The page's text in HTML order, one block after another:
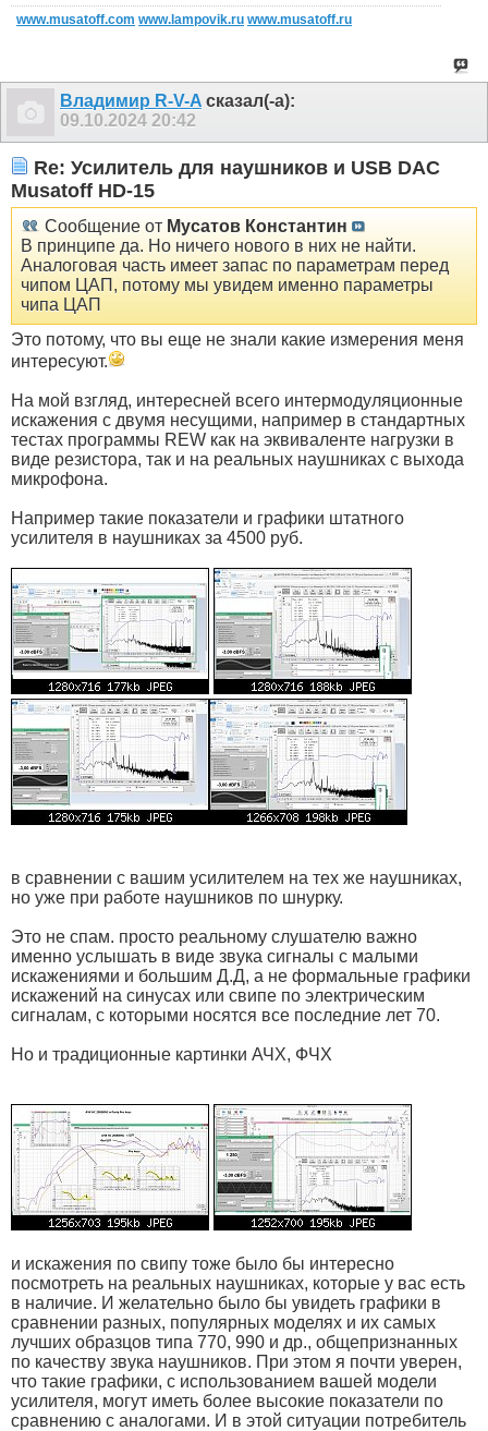
www.musatoff.com www.lampovik.ru www.musatoff.ru
Владимир R-V-A сказал(-а):
09.10.2024 20:42
Re: Усилитель для наушников и USB DAC
Musatoff HD-15
Сообщение от Мусатов Константин
В принципе да. Но ничего нового в них не найти.
Аналоговая часть имеет запас по параметрам перед
чипом ЦАП, потому мы увидем именно параметры
чипа ЦАП
Это потому, что вы еще не знали какие измерения меня
интересуют.
На мой взгляд, интересней всего интермодуляционные
искажения с двумя несущими, например в стандартных
тестах программы REW как на эквиваленте нагрузки в
виде резистора, так и на реальных наушниках с выхода
микрофона.
Например такие показатели и графики штатного
усилителя в наушниках за 4500 руб.
в сравнении с вашим усилителем на тех же наушниках,
но уже при работе наушников по шнурку.
Это не спам. просто реальному слушателю важно
именно услышать в виде звука сигналы с малыми
искажениями и большим Д.Д, а не формальные графики
искажений на синусах или свипе по электрическим
сигналам, с которыми носятся все последние лет 70.
Но и традиционные картинки АЧХ, ФЧХ
и искажения по свипу тоже было бы интересно
посмотреть на реальных наушниках, которые у вас есть
в наличие. И желательно было бы увидеть графики в
сравнении разных, популярных моделях и их самых
лучших образцов типа 770, 990 и др., общепризнанных
по качеству звука наушников. При этом я почти уверен,
что такие графики, с использованием вашей модели
усилителя, могут иметь более высокие показатели по
сравнению с аналогами. И в этой ситуации потребитель